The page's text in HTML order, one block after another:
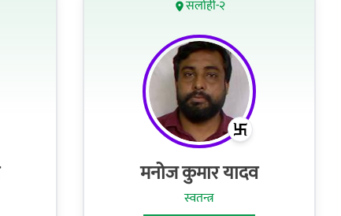
सर्लाही-२
मनोज कुमार यादव
स्वतन्त्र